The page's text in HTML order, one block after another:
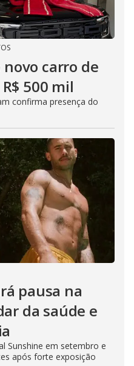
carro de
500 mil
confirma presença do
pausa na
da saúde e
Sunshine em setembro e
após forte exposição